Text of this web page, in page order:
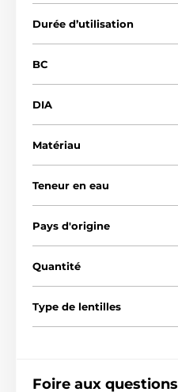
Durée d’utilisation
BC
DIA
Matériau
Teneur en eau
Pays d'origine
Quantité
Type de lentilles
Foire aux questions